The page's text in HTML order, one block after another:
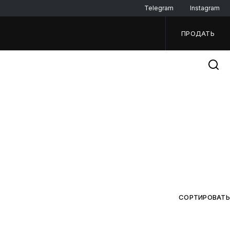
Telegram Instagram
ПРОДАТЬ
СОРТИРОВАТЬ